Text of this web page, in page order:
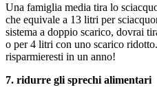
Una famiglia media tira lo
che equivale a 13 litri per
sistema a doppio scarico, dovrai
o per 4 litri con uno scarico
risparmieresti in un anno!
7. ridurre gli sprechi alimentari